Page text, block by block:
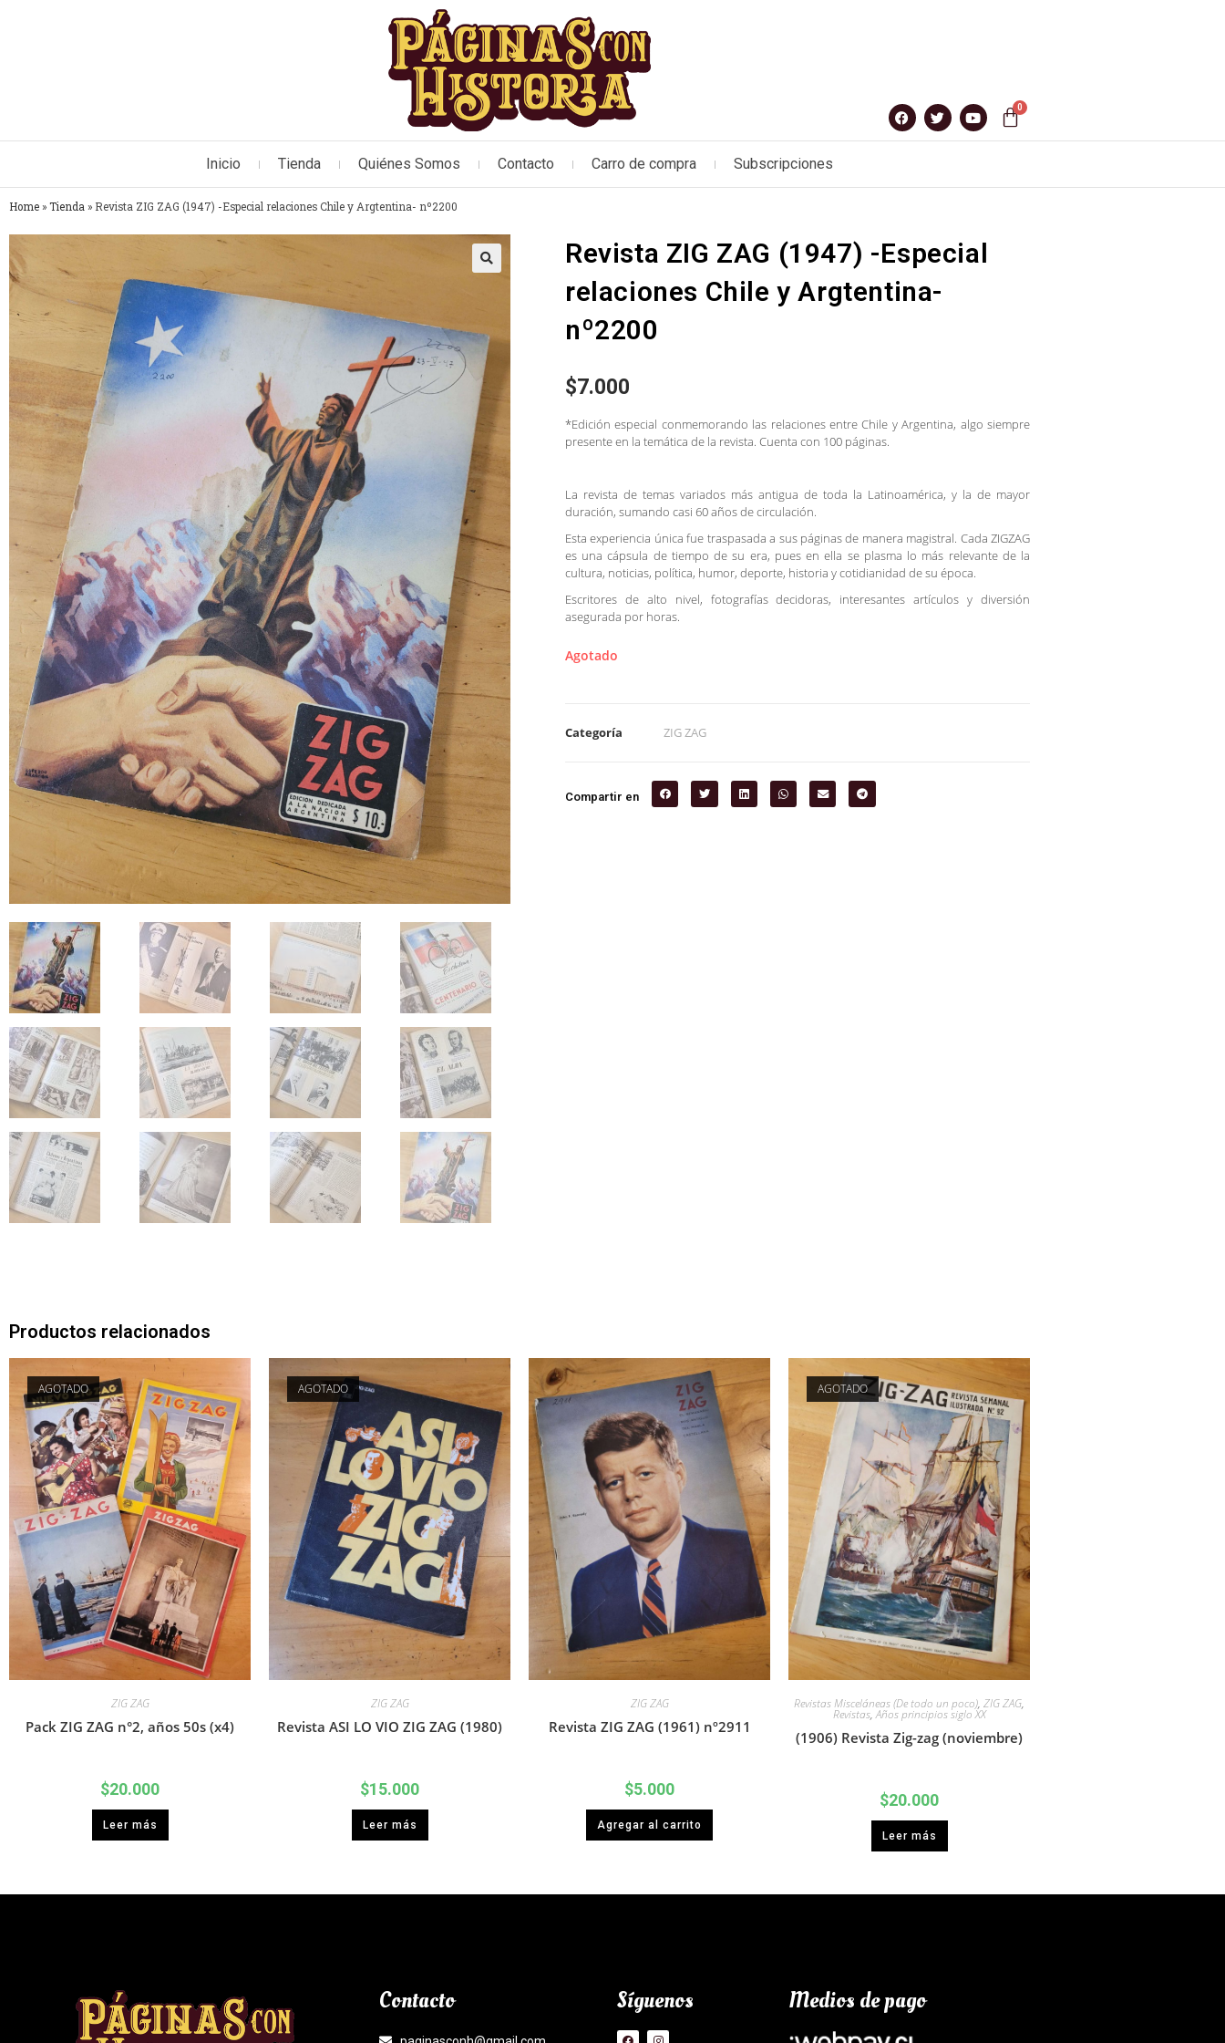
Inicio Tienda Quiénes Somos Contacto Carro de compra Subscripciones
Home » Tienda » Revista ZIG ZAG (1947) -Especial relaciones Chile y Argtentina- nº2200
Revista ZIG ZAG (1947) -Especial
relaciones Chile y Argtentina-
nº2200
$7.000
*Edición especial conmemorando las relaciones entre Chile y Argentina, algo siempre
presente en la temática de la revista. Cuenta con 100 páginas.
La revista de temas variados más antigua de toda la Latinoamérica, y la de mayor
duración, sumando casi 60 años de circulación.
Esta experiencia única fue traspasada a sus páginas de manera magistral. Cada ZIGZAG
es una cápsula de tiempo de su era, pues en ella se plasma lo más relevante de la
cultura, noticias, política, humor, deporte, historia y cotidianidad de su época.
Escritores de alto nivel, fotografías decidoras, interesantes artículos y diversión
asegurada por horas.
Agotado
Categoría ZIG ZAG
Compartir en
Productos relacionados
AGOTADO
ZIG ZAG
Pack ZIG ZAG n°2, años 50s (x4)
$20.000
Leer más
AGOTADO
ZIG ZAG
Revista ASI LO VIO ZIG ZAG (1980)
$15.000
Leer más
ZIG ZAG
Revista ZIG ZAG (1961) nº2911
$5.000
Agregar al carrito
AGOTADO
Revistas Misceláneas (De todo un poco), ZIG ZAG,
Revistas,Años principios siglo XX
(1906) Revista Zig-zag (noviembre)
$20.000
Leer más
Contacto Síguenos Medios de pago